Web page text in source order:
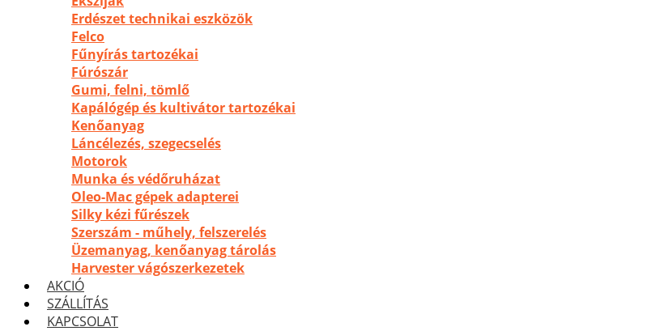
Erdészet technikai eszközök
Felco
Fűnyírás tartozékai
Fúrószár
Gumi, felni, tömlő
Kapálógép és kultivátor tartozékai
Kenőanyag
Láncélezés, szegecselés
Motorok
Munka és védőruházat
Oleo-Mac gépek adapterei
Silky kézi fűrészek
Szerszám - műhely, felszerelés
Üzemanyag, kenőanyag tárolás
Harvester vágószerkezetek
AKCIÓ
SZÁLLÍTÁS
KAPCSOLAT